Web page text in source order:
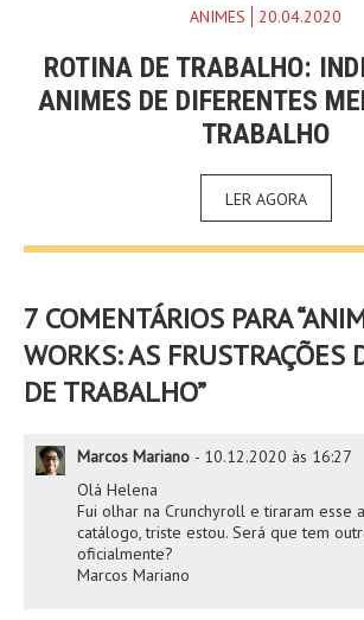
ANIMES 20.04.2020
ROTINA DE TRABALHO:
ANIMES DE DIFERENTES
TRABALHO
LER AGORA
7 COMENTÁRIOS PARA “
WORKS: AS FRUSTRAÇÕES
DE TRABALHO”
Marcos Mariano - 10.12.2020 às 16:27
Olá Helena
Fui olhar na Crunchyroll e tiraram esse
catálogo, triste estou. Será que tem
oficialmente?
Marcos Mariano